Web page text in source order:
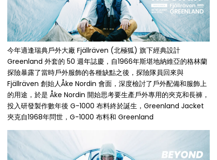
今年適逢瑞典戶外大廠 Fjällräven (北極狐) 旗下經典設計
Greenland 外套的 50 週年誌慶，自1966年斯堪地納維亞的格林蘭
探險暴露了當時戶外服飾的各種缺點之後，探險隊員回來與
Fjällräven 創始人Åke Nordin 會面，深度檢討了戶外配備和服飾上
的用途，於是 Åke Nordin 開始思考要生產戶外專用的夾克和長褲，
投入研發製作數年後 G-1000 布料終於誕生，Greenland Jacket
夾克自1968年問世，G-1000 布料和 Greenland